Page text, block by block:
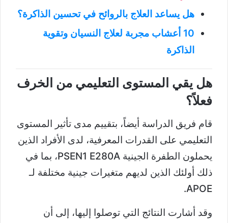
هل يساعد العلاج بالروائح في تحسين الذاكرة؟
10 أعشاب مجربة لعلاج النسيان وتقوية
الذاكرة
هل يقي المستوى التعليمي من الخرف
فعلاً؟
قام فريق الدراسة أيضاً، بتقييم مدى تأثير المستوى
التعليمي على القدرات المعرفية، لدى الأفراد الذين
يحملون الطفرة الجينية PSEN1 E280A، بما في
ذلك أولئك الذين لديهم متغيرات جينية مختلفة لـ
APOE.
وقد أشارت النتائج التي توصلوا إليها، إلى أن